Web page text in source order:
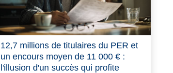
12,7 millions de titulaires du PER et
un encours moyen de 11 000 € :
l'illusion d'un succès qui profite